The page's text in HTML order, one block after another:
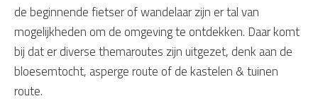
de beginnende fietser of wandelaar zijn er tal van
mogelijkheden om de omgeving te ontdekken. Daar komt
bij dat er diverse themaroutes zijn uitgezet, denk aan de
bloesemtocht, asperge route of de kastelen & tuinen
route.